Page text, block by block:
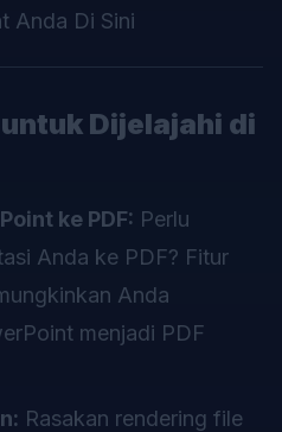
Anda Di Sini
Dijelajahi di
ke PDF: Perlu
Anda ke PDF? Fitur
Anda
menjadi PDF
Rasakan rendering file